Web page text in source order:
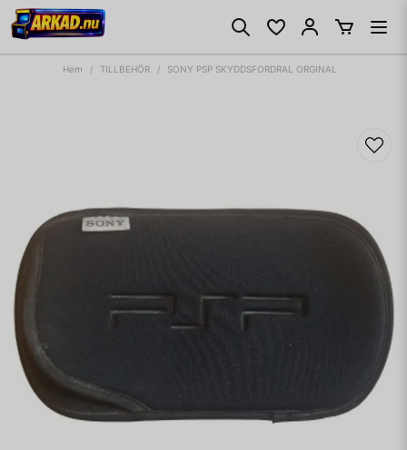
Hem TILLBEHÖR SONY PSP SKYDDSFORDRAL ORGINAL